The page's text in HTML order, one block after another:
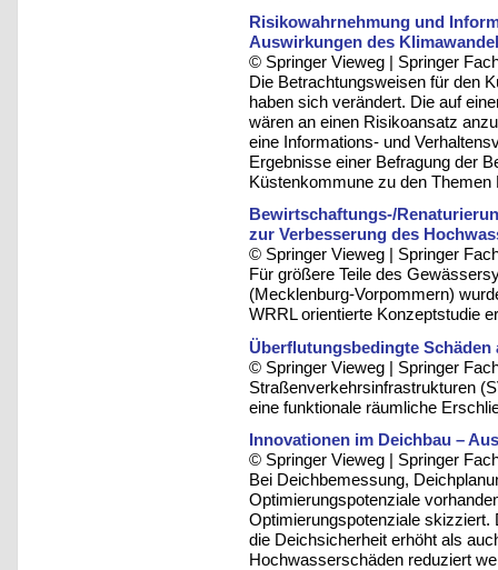
Risikowahrnehmung und
Auswirkungen des
© Springer Vieweg | Springer
Die Betrachtungsweisen für den
haben sich verändert. Die auf
wären an einen Risikoansatz
eine Informations- und
Ergebnisse einer Befragung der
Küstenkommune zu den
Bewirtschaftungs-/
zur Verbesserung des
© Springer Vieweg | Springer
Für größere Teile des
(Mecklenburg-Vorpommern)
WRRL orientierte Konzeptstudie
Überflutungsbedingte
© Springer Vieweg | Springer
Straßenverkehrsinfrastrukturen
eine funktionale räumliche
Innovationen im Deichbau –
© Springer Vieweg | Springer
Bei Deichbemessung,
Optimierungspotenziale
Optimierungspotenziale
die Deichsicherheit erhöht als
Hochwasserschäden reduziert